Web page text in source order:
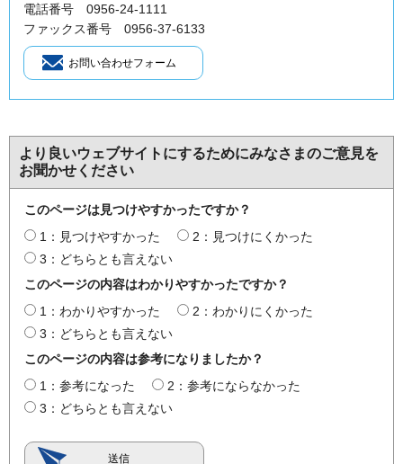
電話番号 0956-24-1111
ファックス番号 0956-37-6133
より良いウェブサイトにするためにみなさまのご意見を
お聞かせください
このページは見つけやすかったですか？
1：見つけやすかった
2：見つけにくかった
3：どちらとも言えない
このページの内容はわかりやすかったですか？
1：わかりやすかった
2：わかりにくかった
3：どちらとも言えない
このページの内容は参考になりましたか？
1：参考になった
2：参考にならなかった
3：どちらとも言えない